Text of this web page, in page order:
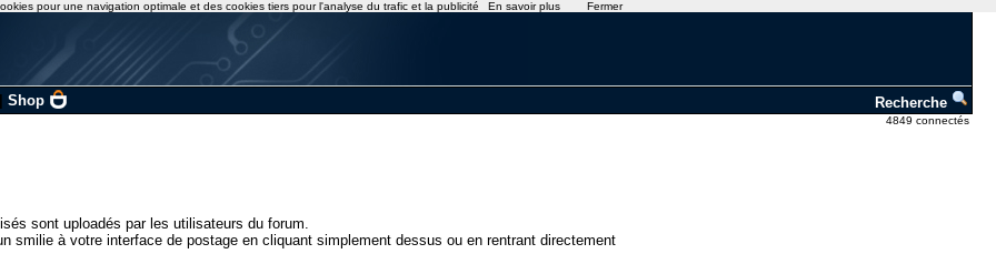
Shop Recherche
4849 connectés
sont uploadés par les utilisateurs du forum.
smilie à votre interface de postage en cliquant simplement dessus ou en rentrant directement
pour une navigation optimale et des cookies tiers pour l'analyse du trafic et la publicité En savoir plus Fermer